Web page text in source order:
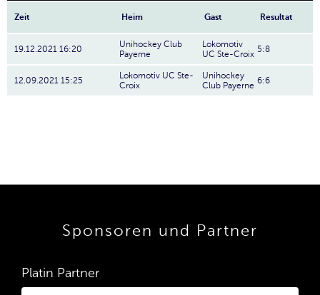
Zeit Heim Gast Resultat
19.12.2021 16:20
Unihockey Club
Payerne
Lokomotiv
UC Ste-Croix 5:8
12.09.2021 15:25
Lokomotiv UC Ste-
Croix
Unihockey
Club Payerne 6:6
Sponsoren und Partner
Platin Partner